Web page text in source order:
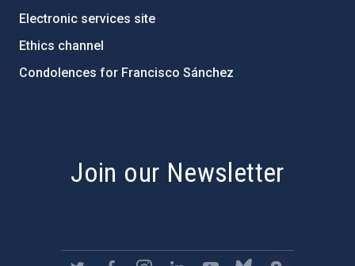
Electronic services site
Ethics channel
Condolences for Francisco Sánchez
Join our Newsletter